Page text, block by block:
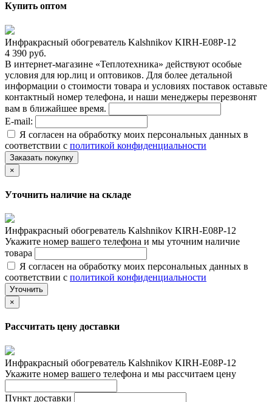
Купить оптом
Инфракрасный обогреватель Kalshnikov KIRH-E08P-12
4 390 руб.
В интернет-магазине «Теплотехника» действуют особые
условия для юр.лиц и оптовиков. Для более детальной
информации о стоимости товара и условиях поставок оставьте
контактный номер телефона, и наши менеджеры перезвонят
вам в ближайшее время.
E-mail:
Я согласен на обработку моих персональных данных в
соответствии с политикой конфиденциальности
Заказать покупку
×
Уточнить наличие на складе
Инфракрасный обогреватель Kalshnikov KIRH-E08P-12
Укажите номер вашего телефона и мы уточним наличие
товара
Я согласен на обработку моих персональных данных в
соответствии с политикой конфиденциальности
Уточнить
×
Рассчитать цену доставки
Инфракрасный обогреватель Kalshnikov KIRH-E08P-12
Укажите номер вашего телефона и мы рассчитаем цену
Пункт доставки